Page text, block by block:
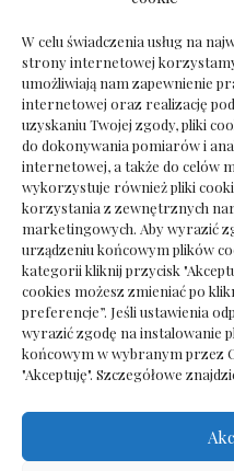
W celu świadczenia usług na
strony internetowej
umożliwiają nam zapewnienie
internetowej oraz realizację
uzyskaniu Twojej zgody, pliki
do dokonywania pomiarów i
internetowej, a także do celów
wykorzystuje również pliki
korzystania z zewnętrznych
marketingowych. Aby wyrazić
urządzeniu końcowym plików
kategorii kliknij przycisk
cookies możesz zmieniać po
preferencje”. Jeśli ustawienia
wyrazić zgodę na instalowanie
końcowym w wybranym przez
"Akceptuję". Szczegółowe
Deska
pośpiechu